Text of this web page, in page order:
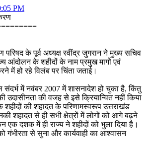
PM
परिषद के पूर्व अध्यक्ष रवींद्र जुगरान ने मुख्य सचिव
आंदोलन के शहीदों के नाम प्रमुख मार्गो एवं
में हो रहे विलंब पर चिंता जताई।
संदर्भ में नवंबर 2007 में शासनादेश हो चुका है, किंतु
उदासीनता की वजह से इसे क्रियान्वित नहीं किया
शहीदों की शहादत के परिणामस्वरूप उत्तराखंड
शहादत से ही सभी क्षेत्रों में लोगों को आगे बढ़ने
एक दशक में ही राज्य ने शहीदों को भुला दिया है।
गंभीरता से सुना और कार्यवाही का आश्वासन